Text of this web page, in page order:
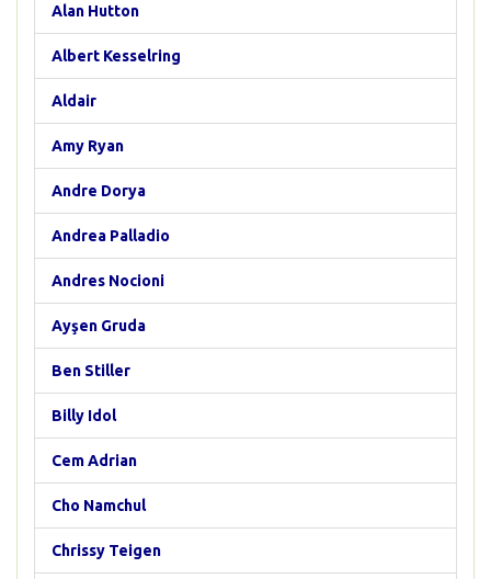
Alan Hutton
Albert Kesselring
Aldair
Amy Ryan
Andre Dorya
Andrea Palladio
Andres Nocioni
Ayşen Gruda
Ben Stiller
Billy Idol
Cem Adrian
Cho Namchul
Chrissy Teigen